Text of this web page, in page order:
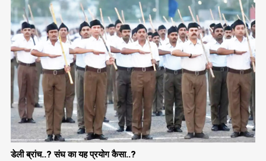
डेली ब्रांच..? संघ का यह प्रयोग कैसा..?